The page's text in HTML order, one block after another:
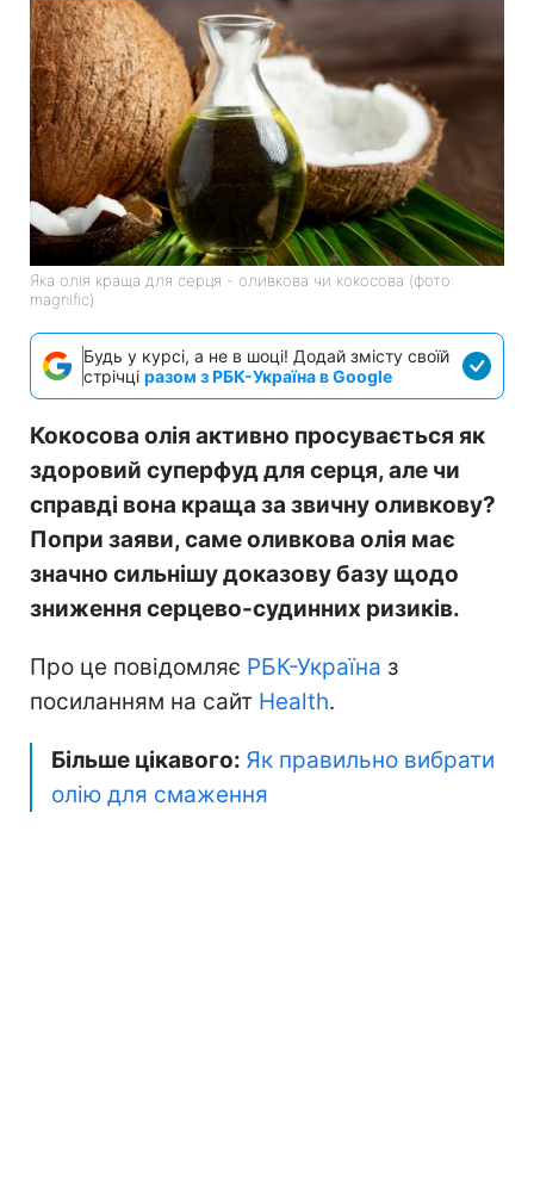
Яка олія краща для серця - оливкова чи кокосова (фото:
magnific)
Будь у курсі, а не в шоці! Додай змісту своїй
стрічці разом з РБК-Україна в Google
Кокосова олія активно просувається як
здоровий суперфуд для серця, але чи
справді вона краща за звичну оливкову?
Попри заяви, саме оливкова олія має
значно сильнішу доказову базу щодо
зниження серцево-судинних ризиків.
Про це повідомляє РБК-Україна з
посиланням на сайт Нealth.
Більше цікавого: Як правильно вибрати
олію для смаження